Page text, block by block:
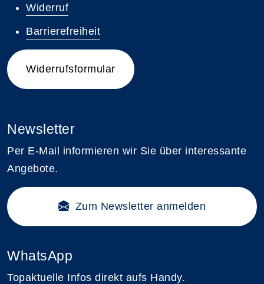
Widerruf
Barrierefreiheit
Widerrufsformular
Newsletter
Per E-Mail informieren wir Sie über interessante
Angebote.
Zum Newsletter anmelden
WhatsApp
Topaktuelle Infos direkt aufs Handy.